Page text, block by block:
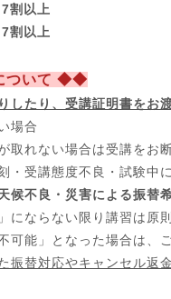
7割以上
7割以上
ついて ◆◆
したり、受講証明書をお
場合
取れない場合は受講をお
・受講態度不良・試験中
候不良・災害による振替希
にならない限り講習は原
能」となった場合は、
振替対応やキャンセル返